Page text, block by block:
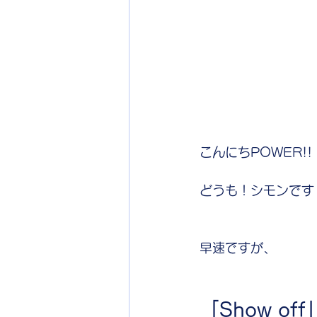
こんにちPOWER!!
どうも！シモンです
早速ですが、
「Show off